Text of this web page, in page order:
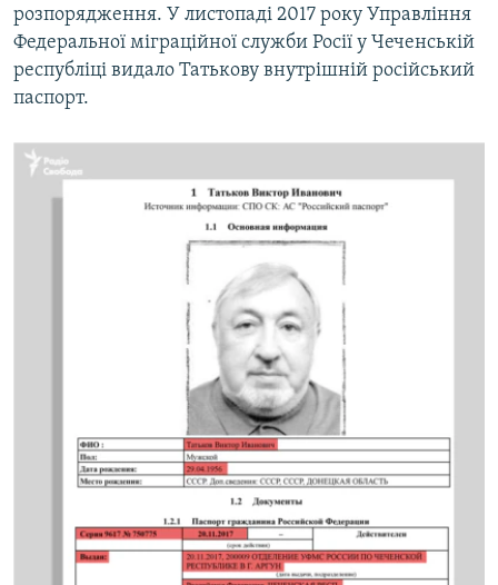
розпорядження. У листопаді 2017 року Управління
Федеральної міграційної служби Росії у Чеченській
республіці видало Татькову внутрішній російський
паспорт.